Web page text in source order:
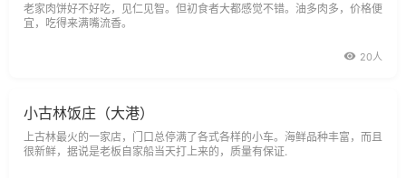
老家肉饼好不好吃，见仁见智。但初食者大都感觉不错。油多肉多，价格便
宜，吃得来满嘴流香。
20人
小古林饭庄（大港）
上古林最火的一家店，门口总停满了各式各样的小车。海鲜品种丰富，而且
很新鲜，据说是老板自家船当天打上来的，质量有保证.